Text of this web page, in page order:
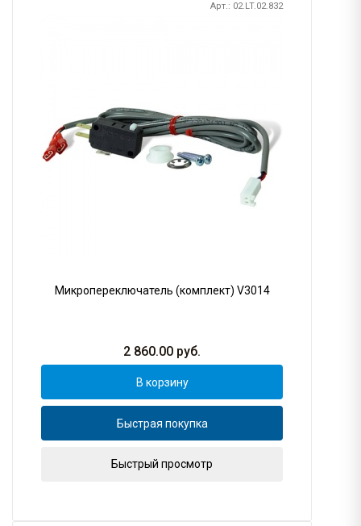
Арт.: 02.LT.02.832
Микропереключатель (комплект) V3014
2 860.00 руб.
В корзину
Быстрая покупка
Быстрый просмотр